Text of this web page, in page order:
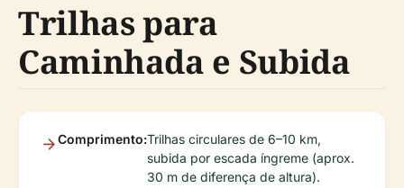
Trilhas para
Caminhada e Subida
Comprimento:Trilhas circulares de 6–10 km,
subida por escada íngreme (aprox.
30 m de diferença de altura).